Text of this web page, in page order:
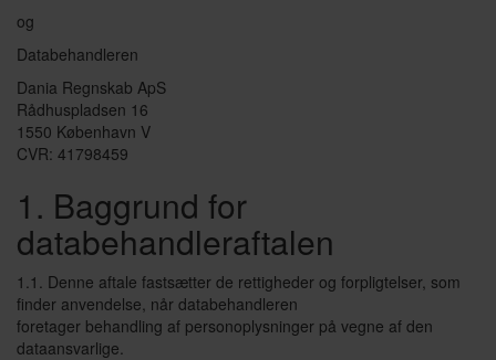
og
Databehandleren
Dania Regnskab ApS
Rådhuspladsen 16
1550 København V
CVR: 41798459
1. Baggrund for
databehandleraftalen
1.1. Denne aftale fastsætter de rettigheder og forpligtelser, som
finder anvendelse, når databehandleren
foretager behandling af personoplysninger på vegne af den
dataansvarlige.